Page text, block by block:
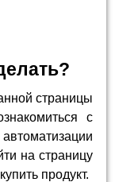
страницы
с
на страницу
продукт.